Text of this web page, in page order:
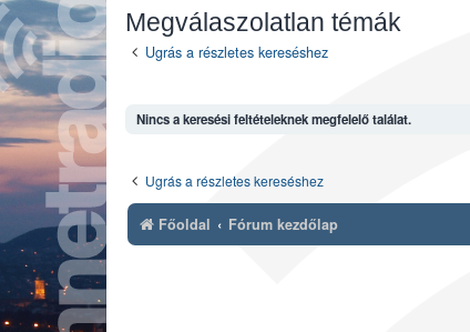
Megválaszolatlan témák
Ugrás a részletes kereséshez
Nincs a keresési feltételeknek megfelelő találat.
Ugrás a részletes kereséshez
Főoldal Fórum kezdőlap